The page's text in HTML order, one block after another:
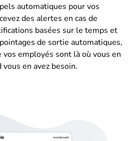
automatiques pour vos
des alertes en cas de
basées sur le temps et
de sortie automatiques,
vos employés sont là où vous en
vous en avez besoin.